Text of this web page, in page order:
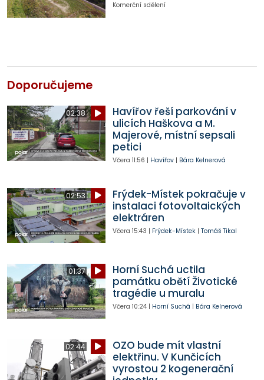
Komerční sdělení
Doporučujeme
02:38
Havířov řeší parkování v
ulicích Haškova a M.
Majerové, místní sepsali
petici
Včera 11:56 | Havířov| Bára Kelnerová
02:53
Frýdek-Místek pokračuje v
instalaci fotovoltaických
elektráren
Včera 15:43 | Frýdek-Místek| Tomáš Tikal
01:37
Horní Suchá uctila
památku obětí Životické
tragédie u muralu
Včera 10:24| Horní Suchá | Bára Kelnerová
02:44
OZO bude mít vlastní
elektřinu. V Kunčicích
vyrostou 2 kogenerační